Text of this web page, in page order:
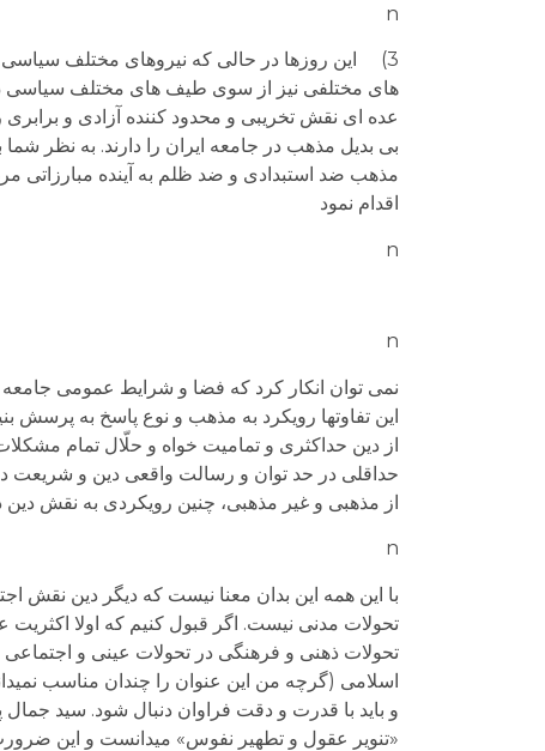
n
3) این روزها در حالی که نیروهای مختلف سیاسی
های مختلفی نیز از سوی طیف های مختلف سیاسی
عده ای نقش تخریبی و محدود کننده آزادی و
بی بدیل مذهب در جامعه ایران را دارند. به نظر
مذهب ضد استبدادی و ضد ظلم به آینده مبارزاتی
اقدام نمود
n
n
نمی توان انکار کرد که فضا و شرایط عمومی جامعه
این تفاوت­ها رویکرد به مذهب و نوع پاسخ به پرسش
از دین حداکثری و تمامیت خواه و حلّال تمام
حداقلی در حد توان و رسالت واقعی دین و شریعت
از مذهبی و غیر مذهبی، چنین رویکردی به نقش
n
با این همه این بدان معنا نیست که دیگر دین نقش
تحولات مدنی نیست. اگر قبول کنیم که اولا
تحولات ذهنی و فرهنگی در تحولات عینی و اجتماعی
اسلامی (گرچه من این عنوان را چندان مناسب
و باید با قدرت و دقت فراوان دنبال شود. سید
«تنویر عقول و تطهیر نفوس» می­دانست و این